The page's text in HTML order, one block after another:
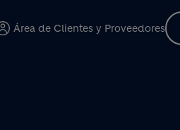
Área de Clientes y Proveedores